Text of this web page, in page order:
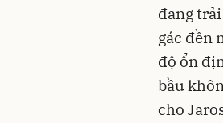
đang
gác đền
độ ổn
bầu
cho